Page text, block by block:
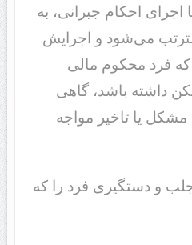
احکام جبرانی، به
می‌شود و اجرایش
فرد محکوم مالی
داشته باشد، گاهی
مشکل یا تاخیر مواجه
و دستگیری فرد را که